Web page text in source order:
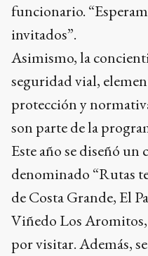
funcionario.
invitados”.
Asimismo, la
seguridad vial,
protección y
son parte de la
Este año se diseñó
denominado “Rutas
de Costa Grande, El
Viñedo Los Aromitos,
por visitar. Además,